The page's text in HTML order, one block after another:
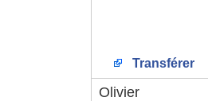
Transférer
Olivier